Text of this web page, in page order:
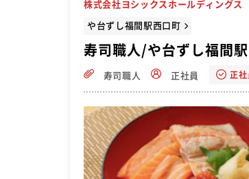
株式会社ヨシックスホールディングス
や台ずし福間駅西口町
寿司職人/や台ずし福間
寿司職人 正社員 正